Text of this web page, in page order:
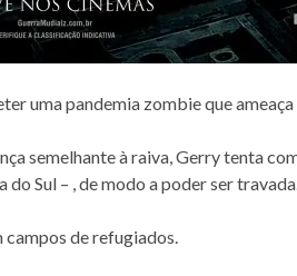
uma pandemia zombie que
semelhante à raiva, Gerry tenta
Sul – , de modo a poder ser
campos de refugiados.